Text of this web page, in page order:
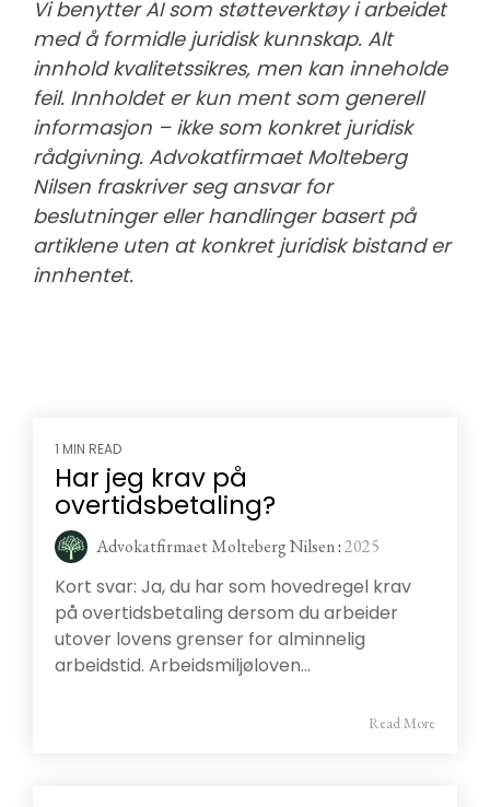
Vi benytter AI som støtteverktøy i arbeidet
med å formidle juridisk kunnskap. Alt
innhold kvalitetssikres, men kan inneholde
feil. Innholdet er kun ment som generell
informasjon – ikke som konkret juridisk
rådgivning. Advokatfirmaet Molteberg
Nilsen fraskriver seg ansvar for
beslutninger eller handlinger basert på
artiklene uten at konkret juridisk bistand er
innhentet.
1 MIN READ
Har jeg krav på
overtidsbetaling?
Advokatfirmaet Molteberg Nilsen:2025
Kort svar: Ja, du har som hovedregel krav
på overtidsbetaling dersom du arbeider
utover lovens grenser for alminnelig
arbeidstid. Arbeidsmiljøloven...
Read More